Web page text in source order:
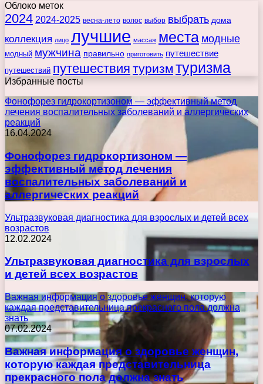
Облоко меток
2024 2024-2025 весна-лето волос выбор выбрать дома
коллекция лицо лучшие массаж места модные
модный мужчина правильно приготовить путешествие
путешествий путешествия туризм туризма
Избранные посты
Фонофорез гидрокортизоном — эффективный метод
лечения воспалительных заболеваний и аллергических
реакций
16.04.2024
Фонофорез гидрокортизоном —
эффективный метод лечения
воспалительных заболеваний и
аллергических реакций
Ультразвуковая диагностика для взрослых и детей всех
возрастов
12.02.2024
Ультразвуковая диагностика для взрослых
и детей всех возрастов
Важная информация о здоровье женщин, которую
каждая представительница прекрасного пола должна
знать
07.02.2024
Важная информация о здоровье женщин,
которую каждая представительница
прекрасного пола должна знать